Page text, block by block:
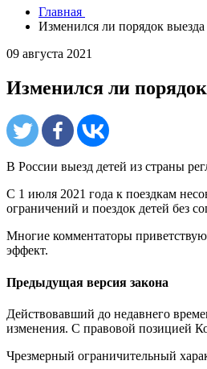
Главная
Изменился ли порядок выезда
09 августа 2021
Изменился ли
В России выезд детей из страны
С 1 июля 2021 года к поездкам
ограничений и поездок детей без
Многие комментаторы
эффект.
Предыдущая версия закона
Действовавший до недавнего
изменения. С правовой позицией
Чрезмерный ограничительный